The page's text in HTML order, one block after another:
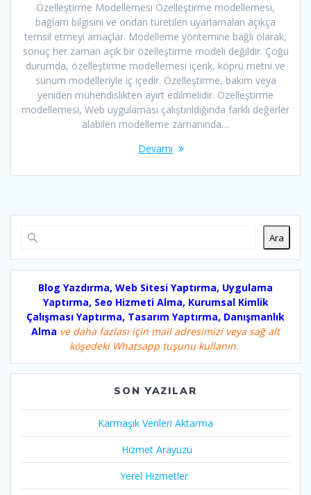
Özelleştirme Modellemesi Özelleştirme modellemesi,
bağlam bilgisini ve ondan türetilen uyarlamaları açıkça
temsil etmeyi amaçlar. Modelleme yöntemine bağlı olarak,
sonuç her zaman açık bir özelleştirme modeli değildir. Çoğu
durumda, özelleştirme modellemesi içerik, köprü metni ve
sunum modelleriyle iç içedir. Özelleştirme, bakım veya
yeniden mühendislikten ayırt edilmelidir. Özelleştirme
modellemesi, Web uygulaması çalıştırıldığında farklı değerler
alabilen modelleme zamanında…
Devamı
Ara
Blog Yazdırma, Web Sitesi Yaptırma, Uygulama
Yaptırma, Seo Hizmeti Alma, Kurumsal Kimlik
Çalışması Yaptırma, Tasarım Yaptırma, Danışmanlık
Alma ve daha fazlası için mail adresimizi veya sağ alt
köşedeki Whatsapp tuşunu kullanın.
SON YAZILAR
Karmaşık Verileri Aktarma
Hizmet Arayüzü
Yerel Hizmetler